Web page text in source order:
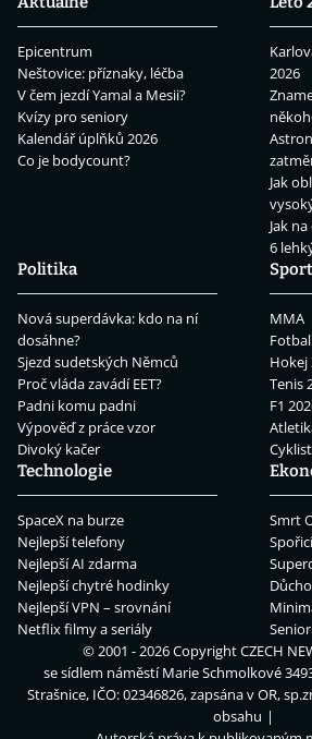
Epicentrum
Neštovice: příznaky, léčba
V čem jezdí Yamal a Mesii?
Kvízy pro seniory
Kalendář úplňků 2026
Co je bodycount?
2026
Jak
Jak
6
Politika
Nová superdávka: kdo na ní
dosáhne?
Sjezd sudetských Němců
Proč vláda zavádí EET?
Padni komu padni
Výpověď z práce vzor
Divoký kačer
MMA
Hokej
Tenis
F1
Technologie
SpaceX na burze
Nejlepší telefony
Nejlepší AI zdarma
Nejlepší chytré hodinky
Nejlepší VPN – srovnání
Netflix filmy a seriály
Smrt
© 2001 - 2026 CopyrightCZECH
se sídlem náměstí Marie Schmolkové
Strašnice, IČO: 02346826, zapsána v OR,
obsahu